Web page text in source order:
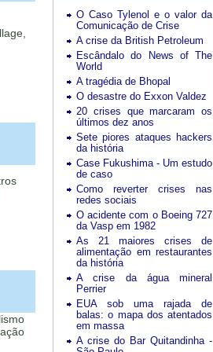
O Caso Tylenol e o valor da
Comunicação de Crise
A crise da British Petroleum
Escândalo do News of The
World
A tragédia de Bhopal
O desastre do Exxon Valdez
20 crises que marcaram os
últimos dez anos
Sete piores ataques hackers
da história
Case Fukushima - Um estudo
de caso
Como reverter crises nas
redes sociais
O acidente com o Boeing 727
da Vasp em 1982
As 21 maiores crises de
alimentação em restaurantes
da história
A crise da água mineral
Perrier
EUA sob uma rajada de
balas: o mapa dos atentados
em massa
A crise do Bar Quitandinha -